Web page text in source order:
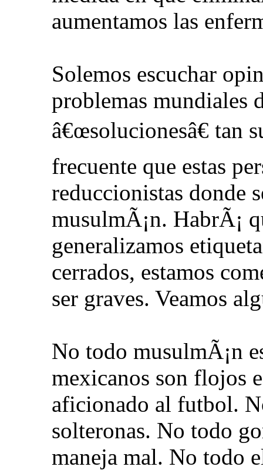
aumentamos las
Solemos escuchar
problemas mundiales
â€œsolucionesâ€ tan
frecuente que estas
reduccionistas donde
musulmÃ¡n. HabrÃ¡
generalizamos
cerrados, estamos
ser graves. Veamos
No todo musulmÃ¡n
mexicanos son flojos
aficionado al futbol.
solteronas. No todo
maneja mal. No todo